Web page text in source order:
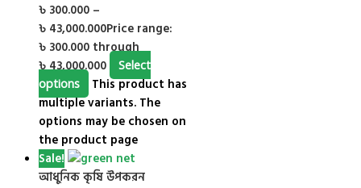
৳ 300.000 –
৳ 43,000.000Price range:
৳ 300.000 through
৳ 43,000.000
Select
options
This product has
multiple variants. The
options may be chosen on
the product page
Sale!
আধুনিক কৃষি উপকরন